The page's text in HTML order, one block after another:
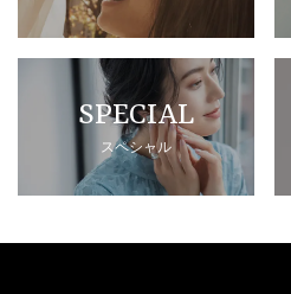
SPECIAL
スペシャル